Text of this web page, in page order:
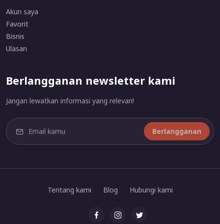
Akun saya
Favorit
Bisnis
Ulasan
Berlangganan newsletter kami
Jangan lewatkan informasi yang relevan!
Berlangganan
Tentang kami Blog Hubungi kami